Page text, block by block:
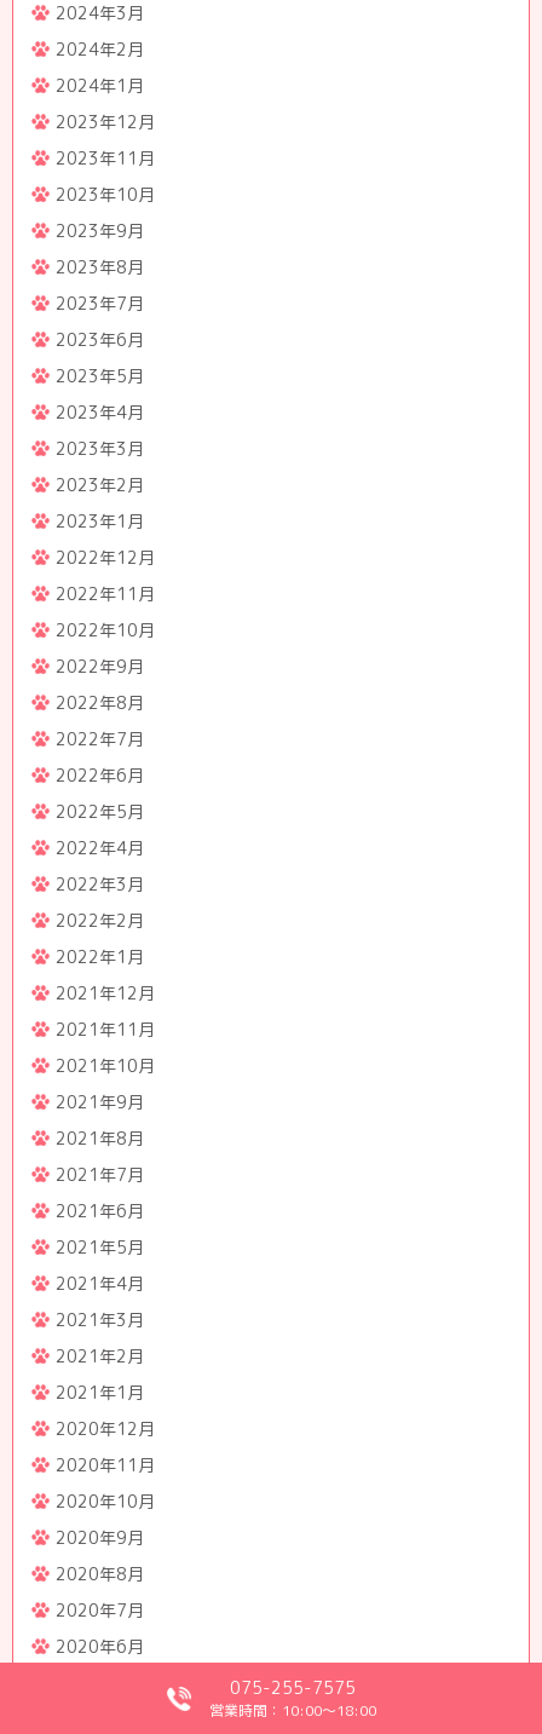
2024年3月
2024年2月
2024年1月
2023年12月
2023年11月
2023年10月
2023年9月
2023年8月
2023年7月
2023年6月
2023年5月
2023年4月
2023年3月
2023年2月
2023年1月
2022年12月
2022年11月
2022年10月
2022年9月
2022年8月
2022年7月
2022年6月
2022年5月
2022年4月
2022年3月
2022年2月
2022年1月
2021年12月
2021年11月
2021年10月
2021年9月
2021年8月
2021年7月
2021年6月
2021年5月
2021年4月
2021年3月
2021年2月
2021年1月
2020年12月
2020年11月
2020年10月
2020年9月
2020年8月
2020年7月
2020年6月
075-255-7575
営業時間：10:00～18:00